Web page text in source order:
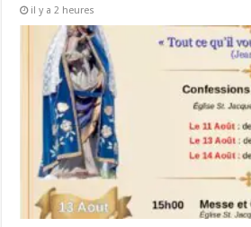
il y a 2 heures